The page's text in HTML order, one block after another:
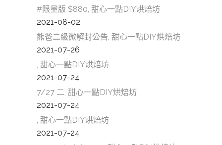
#限量版 $880, 甜心一點DIY烘焙坊
2021-08-02
熊爸二級微解封公告, 甜心一點DIY烘焙坊
2021-07-26
, 甜心一點DIY烘焙坊
2021-07-24
7/27 二, 甜心一點DIY烘焙坊
2021-07-24
, 甜心一點DIY烘焙坊
2021-07-24